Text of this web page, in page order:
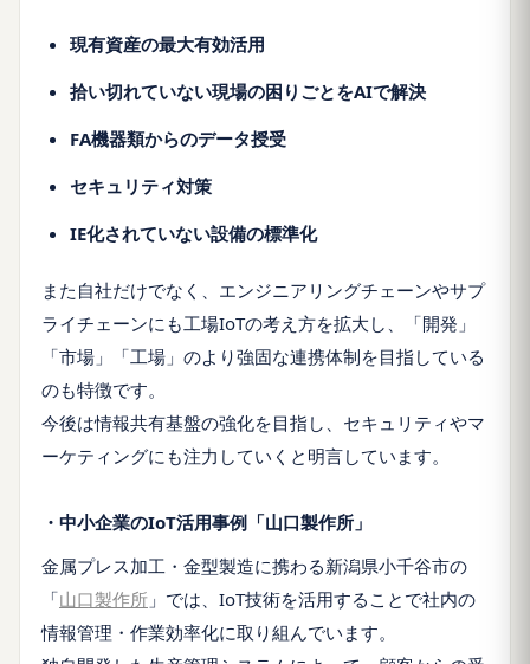
現有資産の最大有効活用
拾い切れていない現場の困りごとをAIで解決
FA機器類からのデータ授受
セキュリティ対策
IE化されていない設備の標準化
また自社だけでなく、エンジニアリングチェーンやサプ
ライチェーンにも工場IoTの考え方を拡大し、「開発」
「市場」「工場」のより強固な連携体制を目指している
のも特徴です。
今後は情報共有基盤の強化を目指し、セキュリティやマ
ーケティングにも注力していくと明言しています。
・中小企業のIoT活用事例「山口製作所」
金属プレス加工・金型製造に携わる新潟県小千谷市の
「山口製作所 」では、IoT技術を活用することで社内の
情報管理・作業効率化に取り組んでいます。